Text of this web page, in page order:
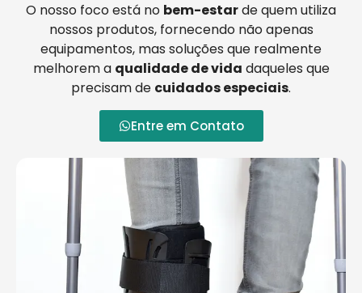
O nosso foco está no bem-estarde quem utiliza
nossos produtos, fornecendo não apenas
equipamentos, mas soluções que realmente
melhorem a qualidade de vida daqueles que
precisam de cuidados especiais.
Entre em Contato